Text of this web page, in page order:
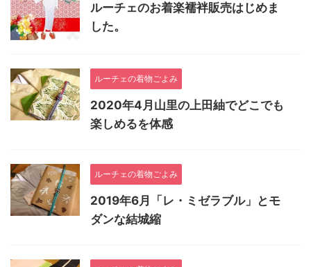
ルーチェのお着楽襦袢販売はじめま
した。
ルーチェの着物ごよみ
2020年4月山里の上田紬でどこでも
楽しめるを体感
ルーチェの着物ごよみ
2019年6月「レ・ミゼラブル」とモ
ダンな結城縮